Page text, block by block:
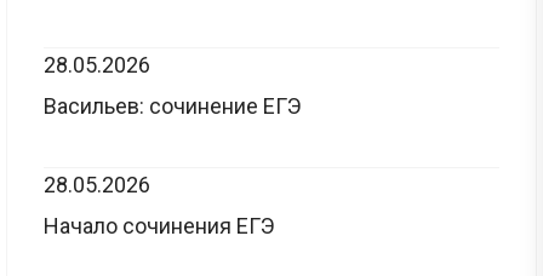
28.05.2026
Васильев: сочинение ЕГЭ
28.05.2026
Начало сочинения ЕГЭ